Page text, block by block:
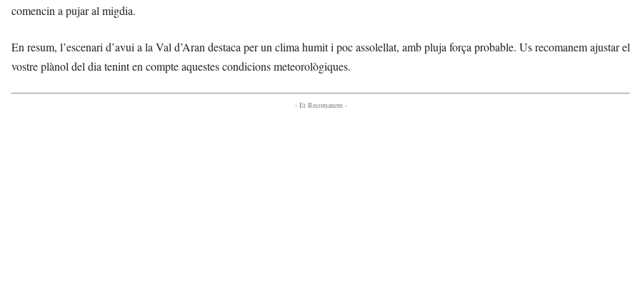
comencin a pujar al migdia.
En resum, l’escenari d’avui a la Val d’Aran destaca per un clima humit i poc assolellat, amb pluja força probable. Us recomanem ajustar el
vostre plànol del dia tenint en compte aquestes condicions meteorològiques.
- Et Recomanem -